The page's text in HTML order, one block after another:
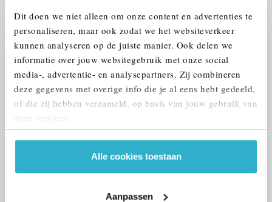
Dit doen we niet alleen om onze content en advertenties te
personaliseren, maar ook zodat we het websiteverkeer
kunnen analyseren op de juiste manier. Ook delen we
informatie over jouw websitegebruik met onze social
media-, advertentie- en analysepartners. Zij combineren
deze gegevens met overige info die je al eens hebt gedeeld,
of die zij hebben verzameld, op basis van jouw gebruik van
deze services.
Alle cookies toestaan
Aanpassen
Stap 1 van 3
UW AUTO INRUILEN?